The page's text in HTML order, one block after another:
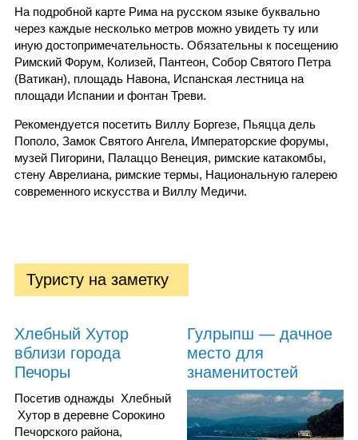
На подробной карте Рима на русском языке буквально
через каждые несколько метров можно увидеть ту или
иную достопримечательность. Обязательны к посещению
Римский Форум, Колизей, Пантеон, Собор Святого Петра
(Ватикан), площадь Навона, Испанская лестница на
площади Испании и фонтан Треви.
Рекомендуется посетить Виллу Боргезе, Пьяцца дель
Пополо, Замок Святого Ангела, Императорские форумы,
музей Пигорини, Палаццо Венеция, римские катакомбы,
стену Аврелиана, римские термы, Национальную галерею
современного искусства и Виллу Медичи.
Туристу на заметку
Хлебный Хутор
вблизи города
Печоры
Посетив однажды Хлебный
Хутор в деревне Сорокино
Печорского района,
Гулрыпш — дачное
место для
знаменитостей